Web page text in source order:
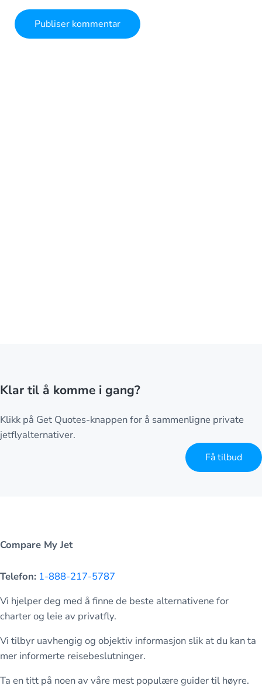
Klar til å komme i gang?
Klikk på Get Quotes-knappen for å sammenligne private
jetflyalternativer.
Få tilbud
Compare My Jet
Telefon: 1-888-217-5787
Vi hjelper deg med å finne de beste alternativene for
charter og leie av privatfly.
Vi tilbyr uavhengig og objektiv informasjon slik at du kan ta
mer informerte reisebeslutninger.
Ta en titt på noen av våre mest populære guider til høyre.